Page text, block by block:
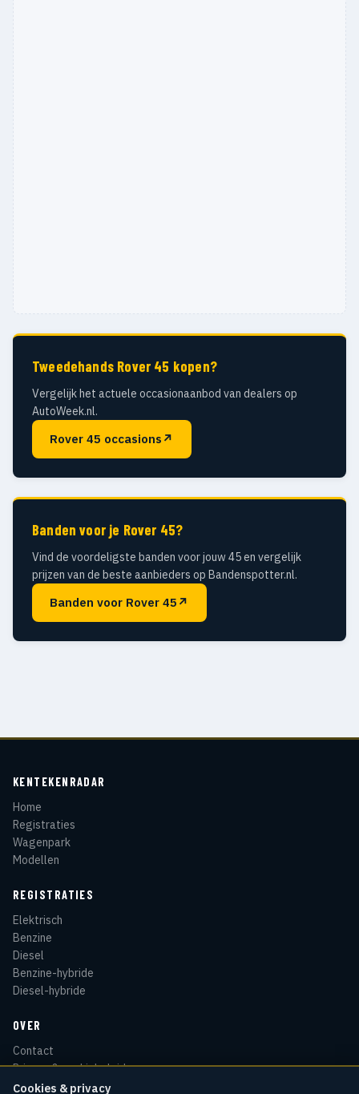
Cookies & privacy
Tweedehands Rover 45 kopen?
Vergelijk het actuele occasionaanbod van dealers op
AutoWeek.nl.
Rover 45 occasions ↗
Banden voor je Rover 45?
Vind de voordeligste banden voor jouw 45 en vergelijk
prijzen van de beste aanbieders op Bandenspotter.nl.
Banden voor Rover 45 ↗
KENTEKENRADAR
Home
Registraties
Wagenpark
Modellen
REGISTRATIES
Elektrisch
Benzine
Diesel
Benzine-hybride
Diesel-hybride
OVER
Contact
Privacy & cookiebeleid
Disclaimer